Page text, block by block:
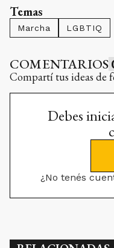
Temas
Marcha LGBTIQ
COMENTARIOS
Compartí tus ideas de
Debes
¿No tenés